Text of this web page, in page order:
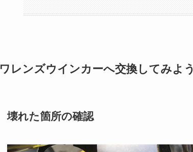
ワレンズウインカーへ交換してみよう
壊れた箇所の確認